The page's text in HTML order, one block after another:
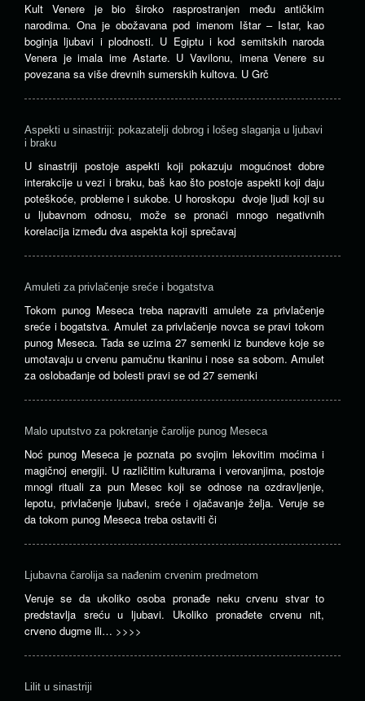
Kult Venere je bio široko rasprostranjen među antičkim
narodima. Ona je obožavana pod imenom Ištar – Istar, kao
boginja ljubavi i plodnosti. U Egiptu i kod semitskih naroda
Venera je imala ime Astarte. U Vavilonu, imena Venere su
povezana sa više drevnih sumerskih kultova. U Grč
Aspekti u sinastriji: pokazatelji dobrog i lošeg slaganja u ljubavi
i braku
U sinastriji postoje aspekti koji pokazuju mogućnost dobre
interakcije u vezi i braku, baš kao što postoje aspekti koji daju
poteškoće, probleme i sukobe. U horoskopu dvoje ljudi koji su
u ljubavnom odnosu, može se pronaći mnogo negativnih
korelacija između dva aspekta koji sprečavaj
Amuleti za privlačenje sreće i bogatstva
Tokom punog Meseca treba napraviti amulete za privlačenje
sreće i bogatstva. Amulet za privlačenje novca se pravi tokom
punog Meseca. Tada se uzima 27 semenki iz bundeve koje se
umotavaju u crvenu pamučnu tkaninu i nose sa sobom. Amulet
za oslobađanje od bolesti pravi se od 27 semenki
Malo uputstvo za pokretanje čarolije punog Meseca
Noć punog Meseca je poznata po svojim lekovitim moćima i
magičnoj energiji. U različitim kulturama i verovanjima, postoje
mnogi rituali za pun Mesec koji se odnose na ozdravljenje,
lepotu, privlačenje ljubavi, sreće i ojačavanje želja. Veruje se
da tokom punog Meseca treba ostaviti či
Ljubavna čarolija sa nađenim crvenim predmetom
Veruje se da ukoliko osoba pronađe neku crvenu stvar to
predstavlja sreću u ljubavi. Ukoliko pronađete crvenu nit,
crveno dugme ili… >>>>
Lilit u sinastriji